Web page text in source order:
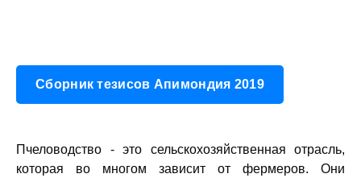
Сборник тезисов Апимондия 2019
Пчеловодство - это сельскохозяйственная отрасль,
которая во многом зависит от фермеров. Они